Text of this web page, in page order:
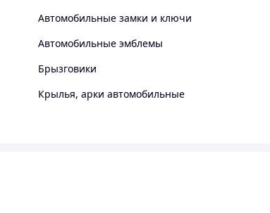
Автомобильные замки и ключи
Автомобильные эмблемы
Брызговики
Крылья, арки автомобильные